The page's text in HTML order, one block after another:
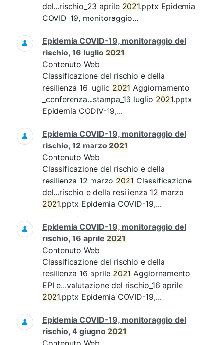
del...rischio_23 aprile 2021.pptx Epidemia
COVID-19, monitoraggio...
Epidemia COVID-19, monitoraggio del
rischio, 16 luglio 2021
Contenuto Web
Classificazione del rischio e della
resilienza 16 luglio 2021 Aggiornamento
_conferenza...stampa_16 luglio 2021.pptx
Epidemia CODIV-19,...
Epidemia COVID-19, monitoraggio del
rischio, 12 marzo 2021
Contenuto Web
Classificazione del rischio e della
resilienza 12 marzo 2021 Classificazione
del...rischio e della resilienza 12 marzo
2021.pptx Epidemia COVID-19,...
Epidemia COVID-19, monitoraggio del
rischio, 16 aprile 2021
Contenuto Web
Classificazione del rischio e della
resilienza 16 aprile 2021 Aggiornamento
EPI e...valutazione del rischio_16 aprile
2021.pptx Epidemia COVID-19,...
Epidemia COVID-19, monitoraggio del
rischio, 4 giugno 2021
Contenuto Web